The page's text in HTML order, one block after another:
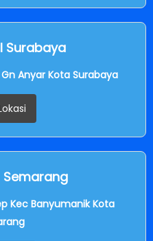
Surabaya
Anyar Kota Surabaya
Semarang
Kec Banyumanik Kota